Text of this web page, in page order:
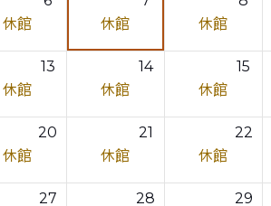
休館
休館
休館
13
休館
14
休館
15
休館
20
休館
21
休館
22
休館
27
28
29